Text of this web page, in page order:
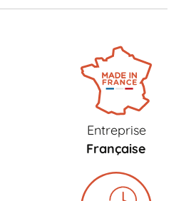
Entreprise
Française